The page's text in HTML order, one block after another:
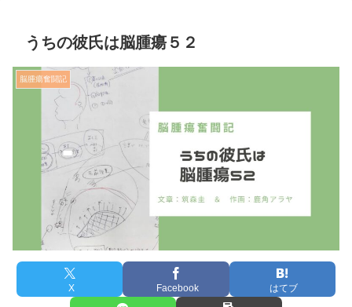
うちの彼氏は脳腫瘍５２
脳腫瘍奮闘記
X Facebook はてブ